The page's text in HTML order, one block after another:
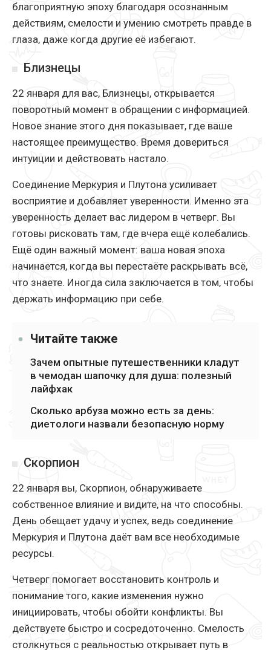
благоприятную эпоху благодаря осознанным
действиям, смелости и умению смотреть правде в
глаза, даже когда другие её избегают.
Близнецы
22 января для вас, Близнецы, открывается
поворотный момент в обращении с информацией.
Новое знание этого дня показывает, где ваше
настоящее преимущество. Время довериться
интуиции и действовать настало.
Соединение Меркурия и Плутона усиливает
восприятие и добавляет уверенности. Именно эта
уверенность делает вас лидером в четверг. Вы
готовы рисковать там, где вчера ещё колебались.
Ещё один важный момент: ваша новая эпоха
начинается, когда вы перестаёте раскрывать всё,
что знаете. Иногда сила заключается в том, чтобы
держать информацию при себе.
Читайте также
Зачем опытные путешественники кладут
в чемодан шапочку для душа: полезный
лайфхак
Сколько арбуза можно есть за день:
диетологи назвали безопасную норму
Скорпион
22 января вы, Скорпион, обнаруживаете
собственное влияние и видите, на что способны.
День обещает удачу и успех, ведь соединение
Меркурия и Плутона даёт вам все необходимые
ресурсы.
Четверг помогает восстановить контроль и
понимание того, какие изменения нужно
инициировать, чтобы обойти конфликты. Вы
действуете быстро и сосредоточенно. Смелость
столкнуться с реальностью открывает путь в